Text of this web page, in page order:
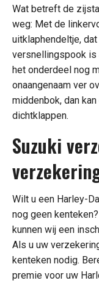
Wat betreft de
weg: Met de
uitklaphendeltje,
versnellingspook is
het onderdeel nog
onaangenaam ver
middenbok, dan
dichtklappen.
Suzuki
Wilt u een Harley-
nog geen
kunnen wij een
Als u uw
kenteken nodig.
premie voor uw